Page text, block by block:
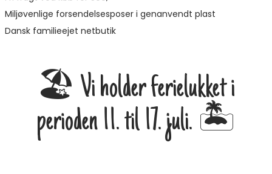
Miljøvenlige forsendelsesposer i genanvendt plast
Dansk familieejet netbutik
🏖️ Vi holder ferielukket i
perioden 11. til 17. juli. 🏝️